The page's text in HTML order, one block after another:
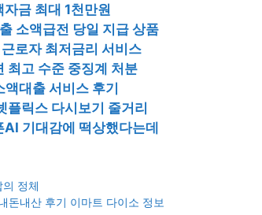
금 최대 1천만원
소액급전 당일 지급 상품
로자 최저금리 서비스
최고 수준 중징계 처분
대출 서비스 후기
플릭스 다시보기 줄거리
AI 기대감에 떡상했다는데
정체
돈내산 후기 이마트 다이소 정보